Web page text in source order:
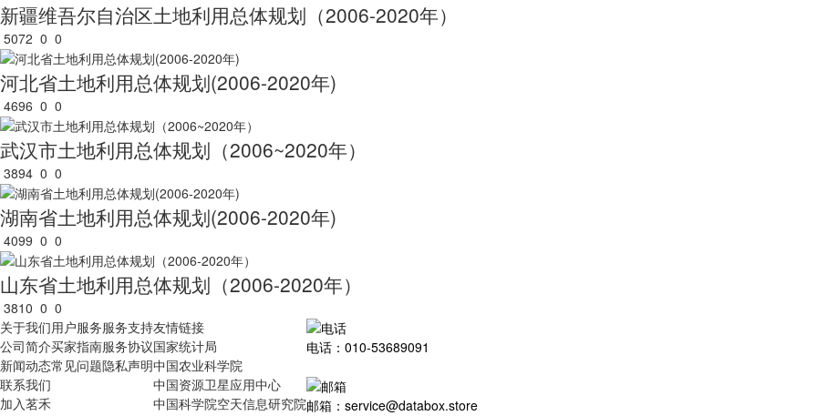
新疆维吾尔自治区土地利用总体规划（2006-2020年）
5072 0 0
河北省土地利用总体规划(2006-2020年)
4696 0 0
武汉市土地利用总体规划（2006~2020年）
3894 0 0
湖南省土地利用总体规划(2006-2020年)
4099 0 0
山东省土地利用总体规划（2006-2020年）
3810 0 0
关于我们
公司简介
新闻动态
联系我们
加入茗禾
用户服务
买家指南
常见问题
服务支持
服务协议
隐私声明
友情链接
国家统计局
中国农业科学院
中国资源卫星应用中心
中国科学院空天信息研究院
电话：010-53689091
邮箱：service@databox.store